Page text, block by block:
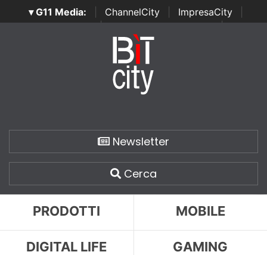
▾ G11 Media: ChannelCity ImpresaCity
SecurityOpenLab | Italian Channel Awards | Italian
Italian Security Awards
Newsletter
Cerca
PRODOTTI MOBILE
DIGITAL LIFE GAMING